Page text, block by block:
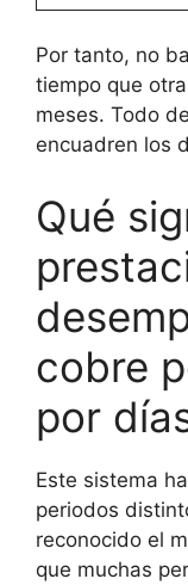
Por tanto, no
tiempo que
meses. Todo
encuadren los
Qué
cobre
por
Este sistema
periodos
reconocido el
que muchas